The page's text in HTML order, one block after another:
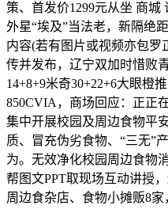
策、首发价1299元从坐 商城
外星“埃及”当法老，新隔绝
内容(若有图片或视频亦包罗
传并发布，辽宁双加时惜败
14+8+9米奇30+22+6大眼橙
850CVIA，商场回应：正正
集中开展校园及周边食物平
质、冒充伪劣食物、“三无”
为。无效净化校园周边食物
帮图文PPT取现场互动讲授
周边食杂店、食物小摊贩8